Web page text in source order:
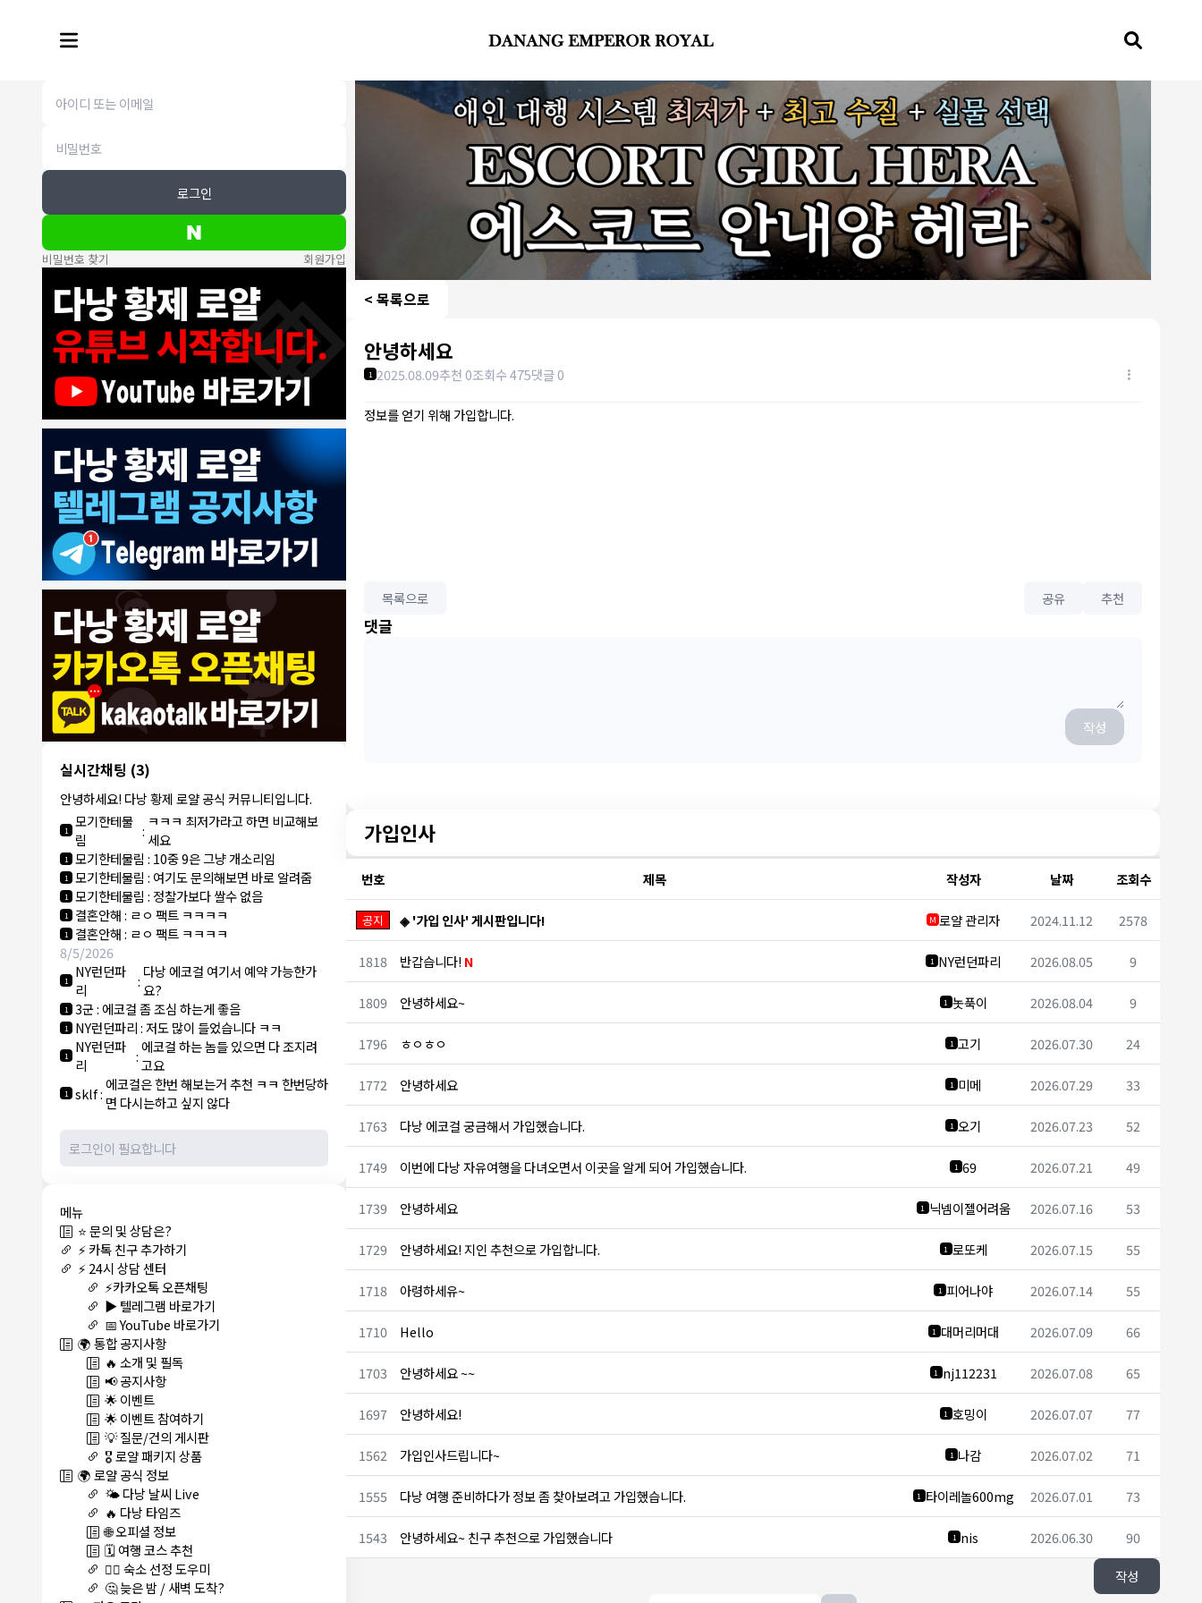
로그인
비밀번호 찾기 회원가입
실시간채팅 (3)
안녕하세요! 다낭 황제 로얄 공식 커뮤니티입니다.
7/30/2026
ROY:에코걸은 파면 팔수록 괴담만..
1 ROY:제 지인이 예약 후
1 ROY:갑자기 연락이 끊겨 당황했다네요
동동이:오늘 무슨 날인가요
1 동동이:군인들이 뭐 하는데 다낭에서
1 1000억 대표:축제 하던디요
8/4/2026
1 빨갱이관타나모:ㅎㅇ
1
빨갱
이관
타나
모
:
아까 오픈채팅에서 로컬 브로커라는 애가
카톡 왔는데 가라오케 최저가로 맞춰준다
는데 여기 가...
언성높
이지마
라
: 안녕하세요! 다음 주에 친구들과 3명이
서 다낭 가는데 예약 문의드립니다.
1
모기한테물
림
: ㅋㅋㅋ 최저가라고 하면 비교해보
세요
1 모기한테물림 : 10중 9은 그냥 개소리임
1 모기한테물림 : 여기도 문의해보면 바로 알려줌
1 모기한테물림 : 정찰가보다 쌀수 없음
1 결혼안해: ㄹㅇ 팩트 ㅋㅋㅋㅋ
1 결혼안해: ㄹㅇ 팩트 ㅋㅋㅋㅋ
8/5/2026
1
NY런던파
리
: 다낭 에코걸 여기서 예약 가능한가
요?
1 3군: 에코걸 좀 조심 하는게 좋음
1 NY런던파리:저도 많이 들었습니다 ㅋㅋ
1
NY런던파
리
: 에코걸 하는 놈들 있으면 다 조지려
고요
1 sklf: 에코걸은 한번 해보는거 추천 ㅋㅋ 한번당하
면 다시는하고 싶지 않다
메뉴
⭐ 문의 및 상담은?
⚡ 카톡 친구 추가하기
⚡ 24시 상담 센터
⚡카카오톡 오픈채팅
▶️ 텔레그램 바로가기
📅 YouTube 바로가기
🌍 통합 공지사항
🔥 소개 및 필독
📢 공지사항
🌟 이벤트
🌟 이벤트 참여하기
💡 질문/건의 게시판
🎖️ 로얄 패키지 상품
🌍 로얄 공식 정보
🌤️ 다낭 날씨 Live
🔥 다낭 타임즈
🌐 오피셜 정보
🗓️ 여행 코스 추천
🏊‍♀️ 숙소 선정 도우미
🤔 늦은 밤 / 새벽 도착?
< 목록으로
안녕하세요
1 2025.08.09추천 0조회수 475댓글 0
정보를 얻기 위해 가입합니다.
목록으로 공유 추천
댓글
작성
가입인사
번호 제목 작성자 날짜 조회수
공지 ◈ '가입 인사' 게시판입니다! M 로얄 관리자 2024.11.12 2578
1818 반갑습니다! N 1 NY런던파리 2026.08.05 9
1809 안녕하세요~ 1 놋푹이 2026.08.04 9
1796 ㅎㅇㅎㅇ 1 고기 2026.07.30 24
1772 안녕하세요 1 미메 2026.07.29 33
1763 다낭 에코걸 궁금해서 가입했습니다. 1 오기 2026.07.23 52
1749 이번에 다낭 자유여행을 다녀오면서 이곳을 알게 되어 가입했습니다. 1 69 2026.07.21 49
1739 안녕하세요 1 닉넴이젤어려움 2026.07.16 53
1729 안녕하세요! 지인 추천으로 가입합니다. 1 로또케 2026.07.15 55
1718 아령하세유~ 1 피어나야 2026.07.14 55
1710 Hello 1 대머리머대 2026.07.09 66
1703 안녕하세요 ~~ 1 nj112231 2026.07.08 65
1697 안녕하세요! 1 호밍이 2026.07.07 77
1562 가입인사드립니다~ 1 나감 2026.07.02 71
1555 다낭 여행 준비하다가 정보 좀 찾아보려고 가입했습니다. 1 타이레놀600mg 2026.07.01 73
1543 안녕하세요~ 친구 추천으로 가입했습니다 1 nis 2026.06.30 90
작성